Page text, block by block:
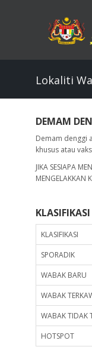
Lokaliti
DEMAM
Demam denggi
khusus atau
JIKA SESIAPA
KLASIFIKASI
SPORADIK
WABAK BARU
WABAK
WABAK TIDAK
HOTSPOT